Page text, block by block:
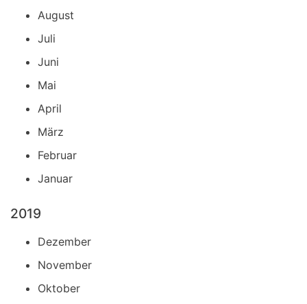
August
Juli
Juni
Mai
April
März
Februar
Januar
2019
Dezember
November
Oktober